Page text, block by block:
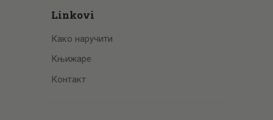
Linkovi
Како наручити
Књижаре
Контакт